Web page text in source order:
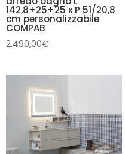
142,8+25+25 x P 51/20,8
cm personalizzabile
COMPAB
2.490,00€